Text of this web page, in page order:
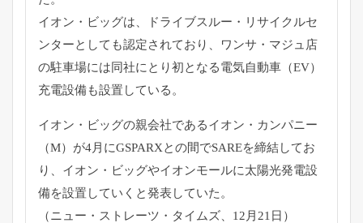
イオン・ビッグは、ドライブスルー・リサイクルセ
ンターとしても認定されており、ワンサ・マジュ店
の駐車場には同社にとり初となる電気自動車（EV）
充電設備も設置している。
イオン・ビッグの親会社であるイオン・カンパニー
（M）が4月にGSPARXとの間でSAREを締結してお
り、イオン・ビッグやイオンモールに太陽光発電設
備を設置していくと発表していた。
（ニュー・ストレーツ・タイムズ、12月21日）